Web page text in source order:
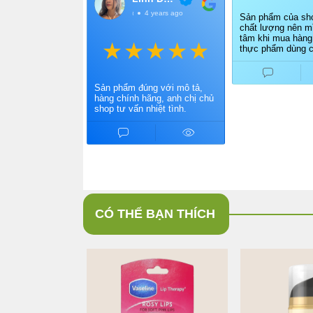
@LinhDang4 years ago
Sản phẩm đúng với mô tả,
hàng chính hãng, anh chị chủ
shop tư vấn nhiệt tình.
Sản phẩm của
chất lượng nên
tâm khi mua hàng
thực phẩm dùng
Điểm cộng cho
vấn nhiệt tình,
nhanh.
CÓ THỂ BẠN THÍCH